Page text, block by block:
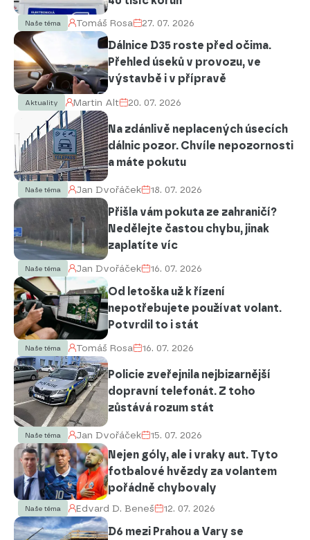
Naše téma Tomáš Rosa 27. 07. 2026
Dálnice D35 roste před očima.
Přehled úseků v provozu, ve
výstavbě i v přípravě
Aktuality Martin Alt 20. 07. 2026
Na zdánlivě neplacených úsecích
dálnic pozor. Chvíle nepozornosti
a máte pokutu
Naše téma Jan Dvořáček 18. 07. 2026
Přišla vám pokuta ze zahraničí?
Nedělejte častou chybu, jinak
zaplatíte víc
Naše téma Jan Dvořáček 16. 07. 2026
Od letoška už k řízení
nepotřebujete používat volant.
Potvrdil to i stát
Naše téma Tomáš Rosa 16. 07. 2026
Policie zveřejnila nejbizarnější
dopravní telefonát. Z toho
zůstává rozum stát
Naše téma Jan Dvořáček 15. 07. 2026
Nejen góly, ale i vraky aut. Tyto
fotbalové hvězdy za volantem
pořádně chybovaly
Naše téma Edvard D. Beneš 12. 07. 2026
D6 mezi Prahou a Vary se